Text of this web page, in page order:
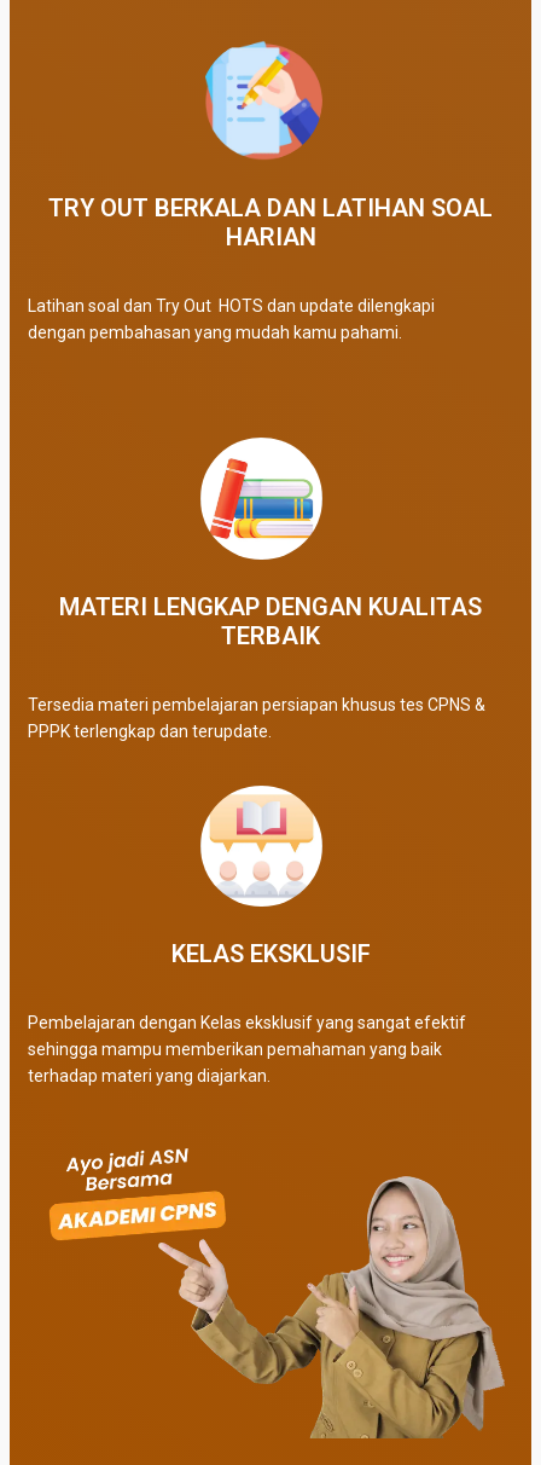
TRY OUT BERKALA DAN LATIHAN SOAL
HARIAN
Latihan soal dan Try Out HOTS dan update dilengkapi
dengan pembahasan yang mudah kamu pahami.
MATERI LENGKAP DENGAN KUALITAS
TERBAIK​
Tersedia materi pembelajaran persiapan khusus tes CPNS &
PPPK terlengkap dan terupdate.
KELAS EKSKLUSIF​
Pembelajaran dengan Kelas eksklusif yang sangat efektif
sehingga mampu memberikan pemahaman yang baik
terhadap materi yang diajarkan.